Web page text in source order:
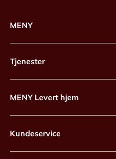
MENY
Tjenester
MENY Levert hjem
Kundeservice